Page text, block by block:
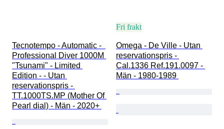
Tecnotempo - Automatic -
Professional Diver 1000M
"Tsunami" - Limited
Edition - - Utan
reservationspris -
TT.1000TS.MP (Mother Of
Pearl dial) - Män - 2020+
Fri frakt
Omega - De Ville - Utan
reservationspris -
Cal.1336 Ref.191.0097 -
Män - 1980-1989